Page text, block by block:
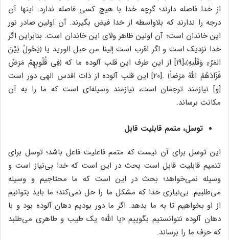
از خدا فاصله دارند؛ گرچه خدا با هیچ کسی فاصله ندارد. اینها آن
درجه را ندارند که بلاواسطه از خدا فیض بگیرند. آن اولین صادر نور
این خاندان است؛ آن اولین ظاهر ولای این خاندان است. بنابراین اگر
خدا نزدیک است و اگر اقرب است إلینا من حبل الورید یا ﴿یَحُولُ بَیْنَ
المَرْءِ وَقَلْبِهِ﴾،[۱۹] از این طرف این قلب آلوده ما که ﴿فِی قُلُوبِهِمْ مَرَضٌ
فَزَادَهُمُ اللّهُ مَرَضاً﴾ .[۲۰] این قلب آلوده از ذات اقدس الهی دور است
[و] نیازمند ترجمان است، نیازمند وسیله‌ای است که ما را به آن
مکانت برساند.
توسل، متمم قابلیت قابل
این توسل برای آن نیست که متمم فاعلیت فاعل باشد؛ توسل برای
تتمیم قابلیت قابل است بحث در این است که خدا بی‌نیاز است و
وسیله نمی‌خواهد؛ بحث در این است که ما محتاجیم و وسیله
می‌طلبیم. بی‌نیازی خدا که مشکل ما را حل نمی‌کند؛ ما باید بتوانیم
از او بخواهیم تا به ما بدهد. اگر ما دور بودیم دهان آلوده بود و با
دهان آلوده نتوانستیم بگوییم «یا الله» یک طیب و طاهری می‌طلبد
که حرف ما را برساند.